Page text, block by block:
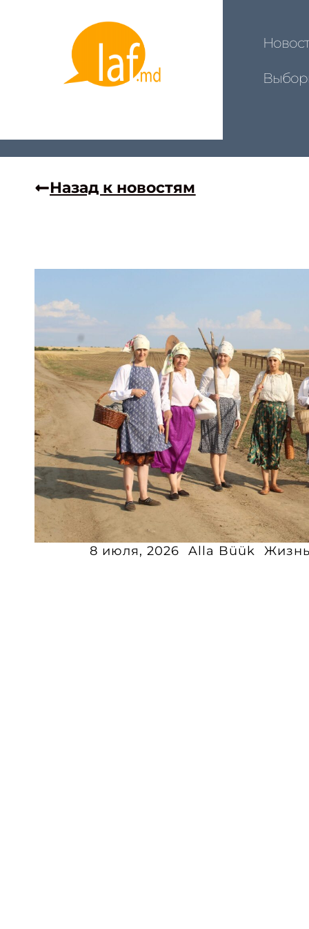
Назад к новостям
8 июля, 2026 Alla Büük Жизнь